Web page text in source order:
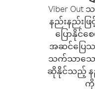
Viber
နည်းနည်းဖြ
ပြောနိုင်
အဆင်ပြေသ
သက်သာသော
ဆိုနိုင်သည့် န
ကို